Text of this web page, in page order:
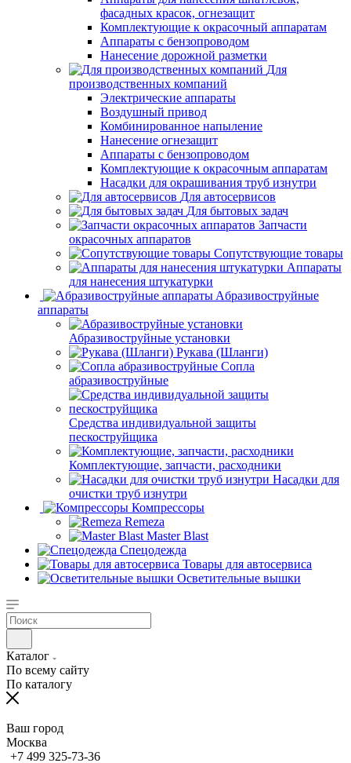
фасадных красок, огнезащит
Комплектующие к окрасочный аппаратам
Аппараты с бензопроводом
Нанесение дорожной разметки
Для
производственных компаний
Электрические аппараты
Воздушный привод
Комбинированное напыление
Нанесение огнезащит
Аппараты с бензопроводом
Комплектующие к окрасочным аппаратам
Насадки для окрашивания труб изнутри
Для автосервисов
Для бытовых задач
Запчасти
окрасочных аппаратов
Сопутствующие товары
Аппараты
для нанесения штукатурки
Aбразивоструйные
аппараты
Абразивоструйные установки
Рукава (Шланги)
Сопла
абразивоструйные
Средства индивидуальной защиты
пескоструйщика
Комплектующие, запчасти, расходники
Насадки для
очистки труб изнутри
Компрессоры
Remeza
Master Blast
Спецодежда
Товары для автосервиса
Осветительные вышки
Каталог
По всему сайту
По каталогу
Ваш город
Москва
+7 499 325-73-36